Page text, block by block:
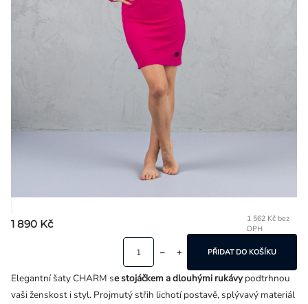
1 890 Kč
1 562 Kč bez
DPH
PŘIDAT DO KOŠÍKU
Elegantní šaty CHARM se stojáčkem a dlouhými rukávypodtrhnou
vaši ženskost i styl. Projmutý střih lichotí postavě, splývavý materiál